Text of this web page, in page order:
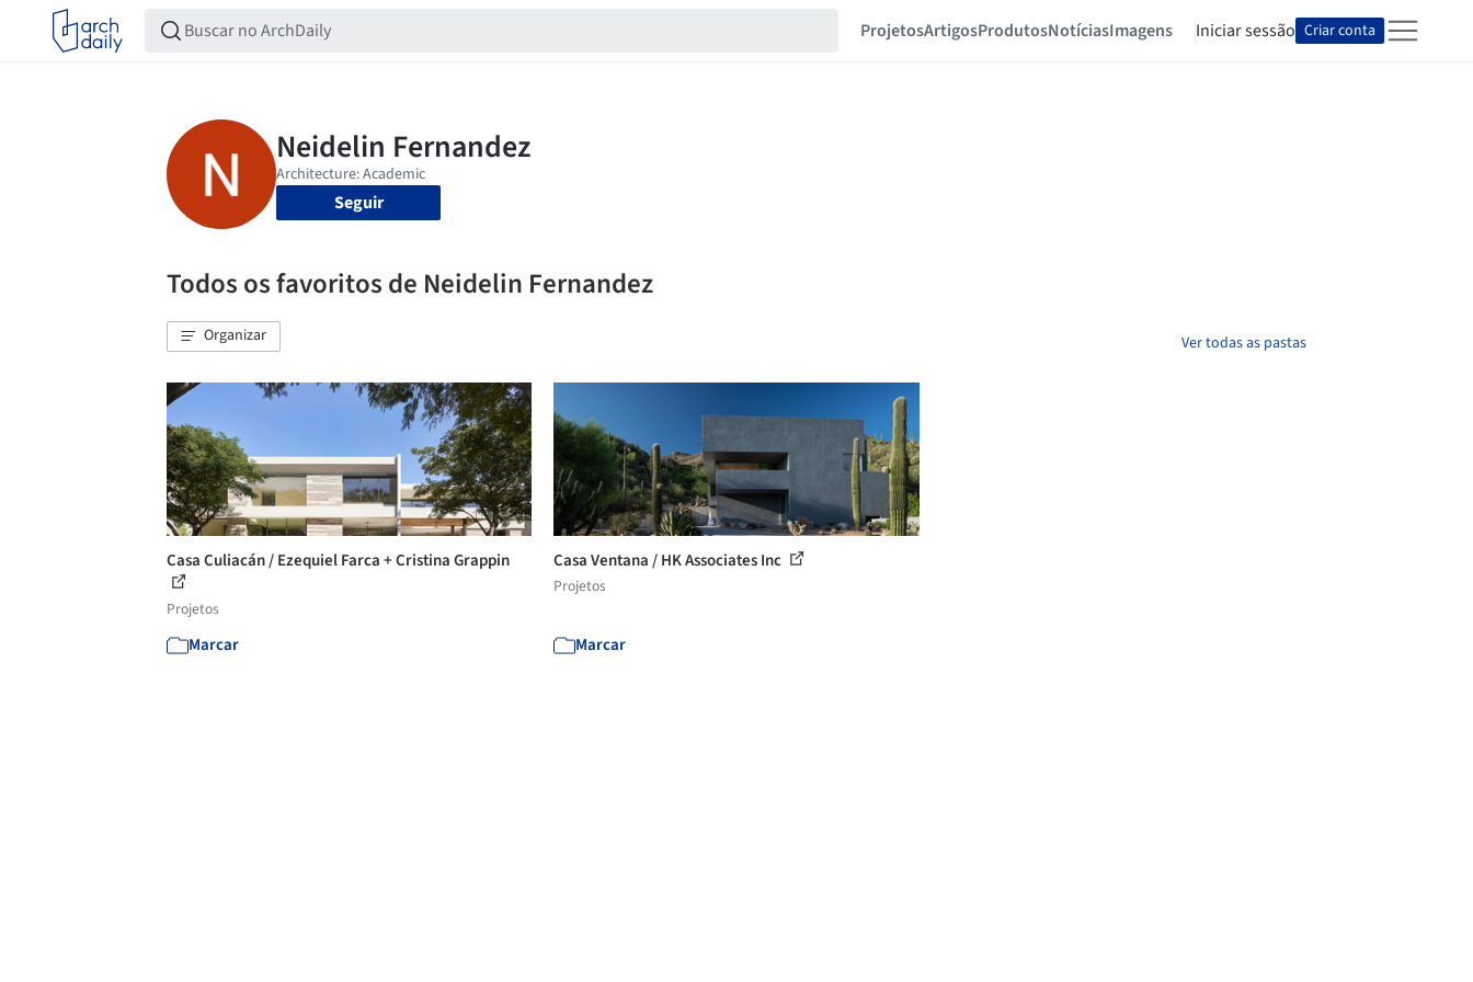
ProjetosArtigosProdutosNotíciasImagens Iniciar sessão Criar conta
Seguir
Todos os favoritos de Neidelin Fernandez
Organizar Ver todas as pastas
Casa Culiacán / Ezequiel Farca + Cristina Grappin
Projetos
Marcar
Casa Ventana / HK Associates Inc
Projetos
Marcar